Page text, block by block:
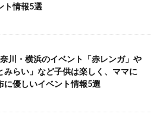
ト情報5選
川・横浜のイベント「赤レンガ」や
みらい」など子供は楽しく、ママに
に優しいイベント情報5選